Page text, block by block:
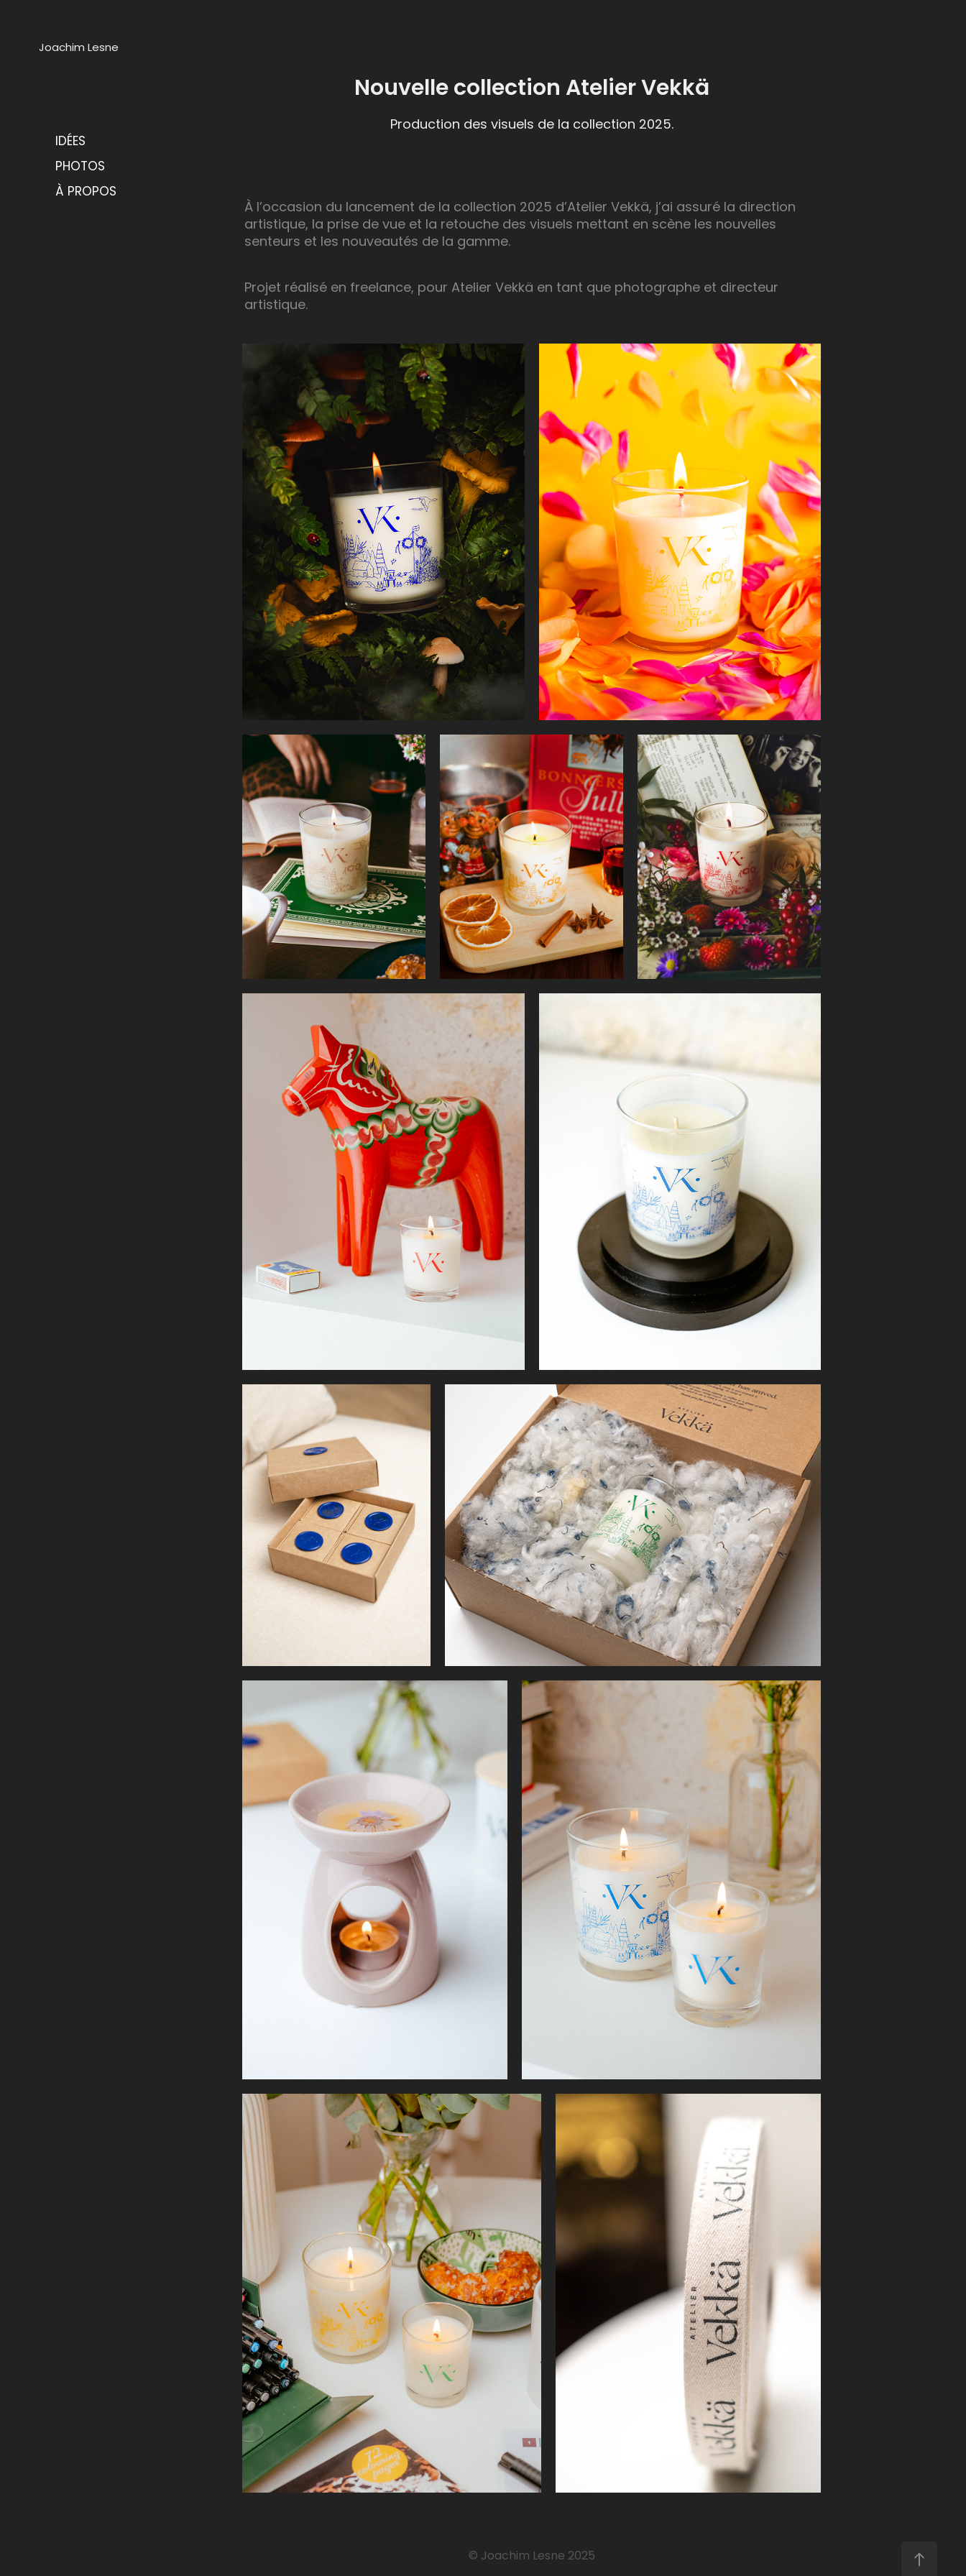
Joachim Lesne
IDÉES
PHOTOS
À PROPOS
Nouvelle collection Atelier Vekkä
Production des visuels de la collection 2025.
À l’occasion du lancement de la collection 2025 d’Atelier Vekkä, j’ai assuré la direction
artistique, la prise de vue et la retouche des visuels mettant en scène les nouvelles
senteurs et les nouveautés de la gamme.
Projet réalisé en freelance, pour Atelier Vekkä en tant que photographe et directeur
artistique.
© Joachim Lesne 2025